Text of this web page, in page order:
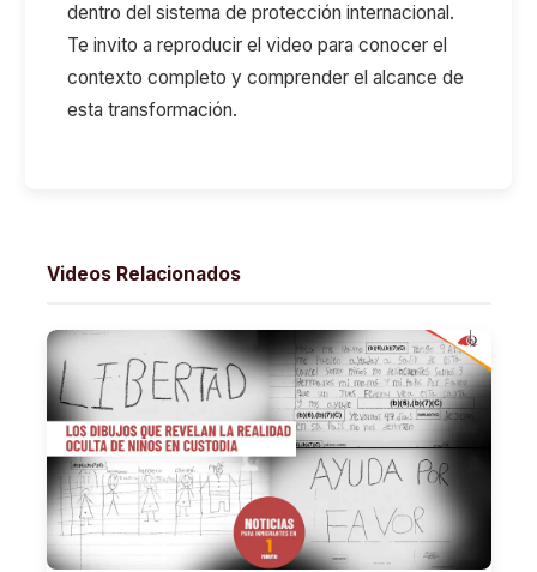
dentro del sistema de protección internacional.
Te invito a reproducir el video para conocer el
contexto completo y comprender el alcance de
esta transformación.
Videos Relacionados